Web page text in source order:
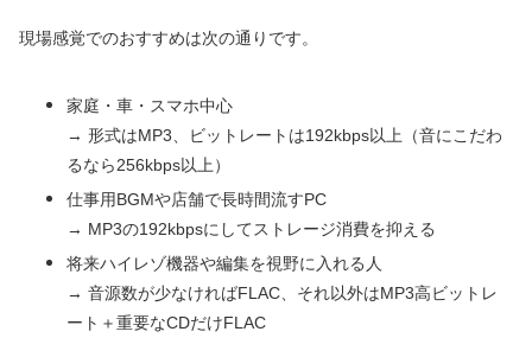
現場感覚でのおすすめは次の通りです。
家庭・車・スマホ中心
→ 形式はMP3、ビットレートは192kbps以上（音にこだわ
るなら256kbps以上）
仕事用BGMや店舗で長時間流すPC
→ MP3の192kbpsにしてストレージ消費を抑える
将来ハイレゾ機器や編集を視野に入れる人
→ 音源数が少なければFLAC、それ以外はMP3高ビットレ
ート＋重要なCDだけFLAC